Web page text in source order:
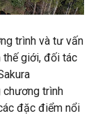
trình và tư vấn
giới, đối tác
chương trình
đặc điểm nổi